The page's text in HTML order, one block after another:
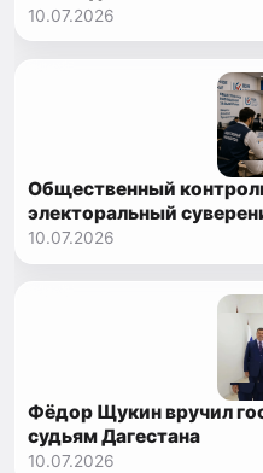
офицерской чести
10.07.2026
Общественный
электоральный
выборами 2026 года
10.07.2026
Фёдор Щукин вручил
судьям Дагестана
10.07.2026